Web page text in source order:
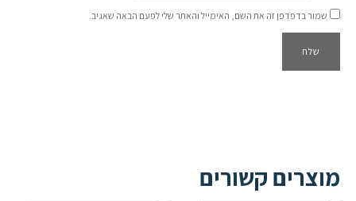
שמור בדפדפן זה את השם, האימייל והאתר שלי לפעם הבאה שאגיב.
מוצרים קשורים